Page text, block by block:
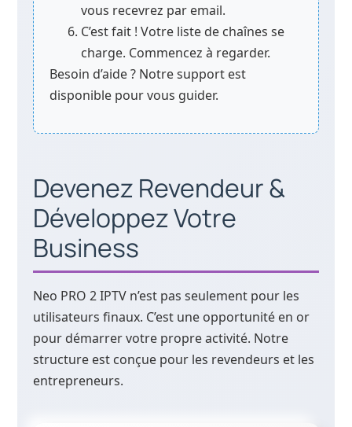
vous recevrez par email.
C’est fait ! Votre liste de chaînes se
charge. Commencez à regarder.
Besoin d’aide ? Notre support est
disponible pour vous guider.
Devenez Revendeur &
Développez Votre
Business
Neo PRO 2 IPTV n’est pas seulement pour les
utilisateurs finaux. C’est une opportunité en or
pour démarrer votre propre activité. Notre
structure est conçue pour les revendeurs et les
entrepreneurs.